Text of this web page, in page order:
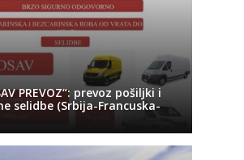
PREVOZ“: prevoz pošiljki i
selidbe (Srbija-Francuska-